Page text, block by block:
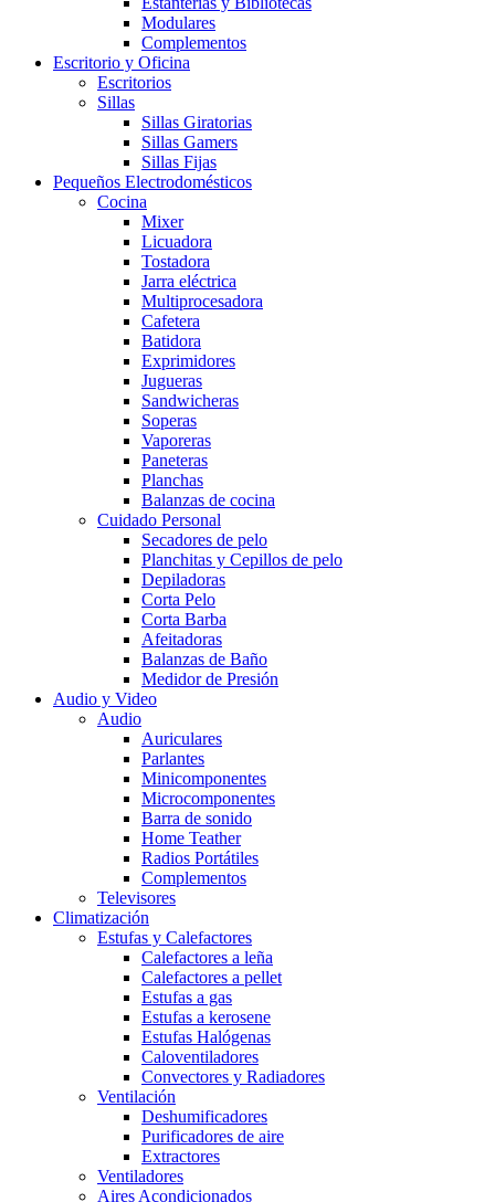
Modulares
Complementos
Escritorio y Oficina
Escritorios
Sillas
Sillas Giratorias
Sillas Gamers
Sillas Fijas
Pequeños Electrodomésticos
Cocina
Mixer
Licuadora
Tostadora
Jarra eléctrica
Multiprocesadora
Cafetera
Batidora
Exprimidores
Jugueras
Sandwicheras
Soperas
Vaporeras
Paneteras
Planchas
Balanzas de cocina
Cuidado Personal
Secadores de pelo
Planchitas y Cepillos de pelo
Depiladoras
Corta Pelo
Corta Barba
Afeitadoras
Balanzas de Baño
Medidor de Presión
Audio y Video
Audio
Auriculares
Parlantes
Minicomponentes
Microcomponentes
Barra de sonido
Home Teather
Radios Portátiles
Complementos
Televisores
Climatización
Estufas y Calefactores
Calefactores a leña
Calefactores a pellet
Estufas a gas
Estufas a kerosene
Estufas Halógenas
Caloventiladores
Convectores y Radiadores
Ventilación
Deshumificadores
Purificadores de aire
Extractores
Ventiladores
Aires Acondicionados